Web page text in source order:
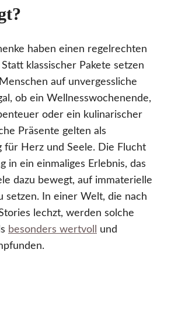
haben einen regelrechten
klassischer Pakete setzen
auf unvergessliche
ob ein Wellnesswochenende,
oder ein kulinarischer
Präsente gelten als
für Herz und Seele. Die Flucht
in ein einmaliges Erlebnis, das
dazu bewegt, auf immaterielle
setzen. In einer Welt, die nach
lechzt, werden solche
besonders wertvoll
und